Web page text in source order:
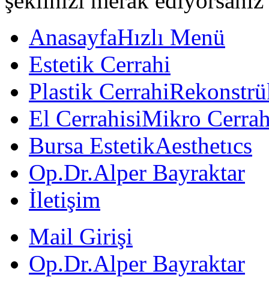
AnasayfaHızlı Menü
Estetik Cerrahi
Plastik Cerrahi
El CerrahisiMikro
Bursa EstetikAesthetıcs
Op.Dr.Alper Bayraktar
İletişim
Mail Girişi
Op.Dr.Alper Bayraktar